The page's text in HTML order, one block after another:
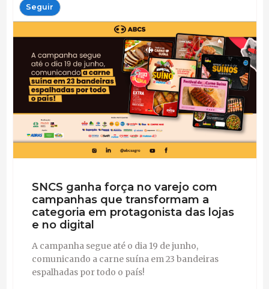
Seguir
SNCS ganha força no varejo com
campanhas que transformam a
categoria em protagonista das lojas
e no digital
A campanha segue até o dia 19 de junho,
comunicando a carne suína em 23 bandeiras
espalhadas por todo o país!